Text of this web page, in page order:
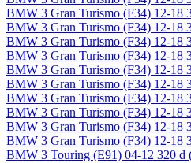
BMW 3 Gran Turismo (F34) 12-18
BMW 3 Gran Turismo (F34) 12-18
BMW 3 Gran Turismo (F34) 12-18
BMW 3 Gran Turismo (F34) 12-18
BMW 3 Gran Turismo (F34) 12-18
BMW 3 Gran Turismo (F34) 12-18
BMW 3 Gran Turismo (F34) 12-18
BMW 3 Gran Turismo (F34) 12-18
BMW 3 Gran Turismo (F34) 12-18
BMW 3 Gran Turismo (F34) 12-18
BMW 3 Touring (E91) 04-12 320 d